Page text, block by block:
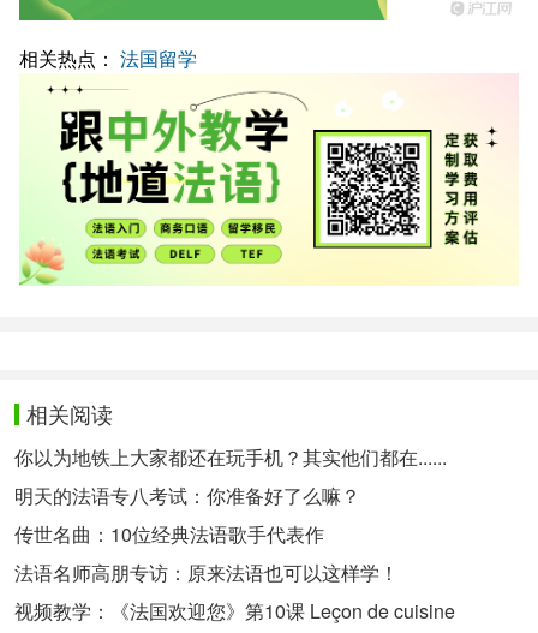
相关热点： 法国留学
相关阅读
你以为地铁上大家都还在玩手机？其实他们都在......
明天的法语专八考试：你准备好了么嘛？
传世名曲：10位经典法语歌手代表作
法语名师高朋专访：原来法语也可以这样学！
视频教学：《法国欢迎您》第10课 Leçon de cuisine